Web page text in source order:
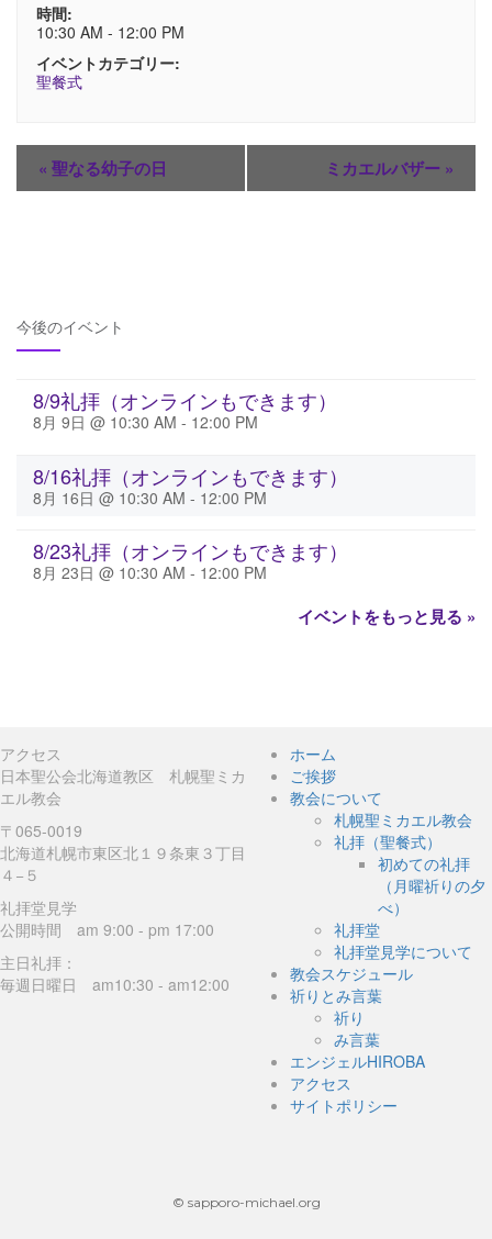
時間:
10:30 AM - 12:00 PM
イベントカテゴリー:
聖餐式
« 聖なる幼子の日 ミカエルバザー »
今後のイベント
8/9礼拝（オンラインもできます）
8月 9日 @ 10:30 AM - 12:00 PM
8/16礼拝（オンラインもできます）
8月 16日 @ 10:30 AM - 12:00 PM
8/23礼拝（オンラインもできます）
8月 23日 @ 10:30 AM - 12:00 PM
イベントをもっと見る »
アクセス
日本聖公会北海道教区 札幌聖ミカ
エル教会
〒065-0019
北海道札幌市東区北１９条東３丁目
４−５
礼拝堂見学
公開時間 am 9:00 - pm 17:00
主日礼拝：
毎週日曜日 am10:30 - am12:00
ホーム
ご挨拶
教会について
札幌聖ミカエル教会
礼拝（聖餐式）
初めての礼拝
（月曜祈りの夕
べ）
礼拝堂
礼拝堂見学について
教会スケジュール
祈りとみ言葉
祈り
み言葉
エンジェルHIROBA
アクセス
サイトポリシー
© sapporo-michael.org